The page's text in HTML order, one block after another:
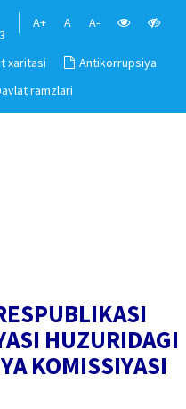
A+ A A-
xaritasi
Antikorrupsiya
ramzlari
HUZURIDAGI
KOMISSIYASI